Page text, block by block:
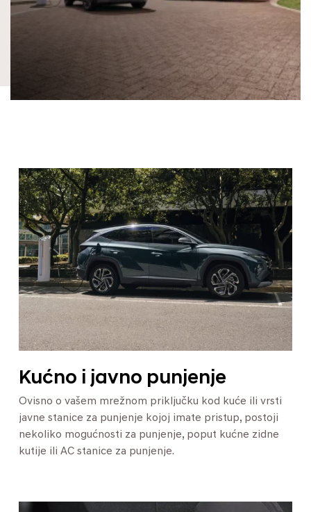
Kućno i javno punjenje
Ovisno o vašem mrežnom priključku kod kuće ili vrsti
javne stanice za punjenje kojoj imate pristup, postoji
nekoliko mogućnosti za punjenje, poput kućne zidne
kutije ili AC stanice za punjenje.